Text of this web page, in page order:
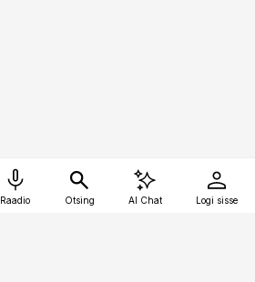
Raadio Otsing AI Chat Logi sisse